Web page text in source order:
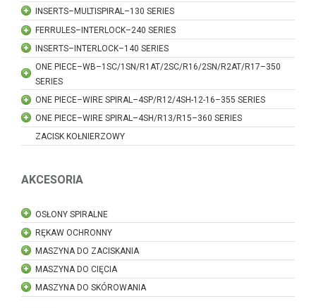
INSERTS–MULTISPIRAL–130 SERIES
FERRULES–INTERLOCK–240 SERIES
INSERTS–INTERLOCK–140 SERIES
ONE PIECE–WB–1SC/1SN/R1AT/2SC/R16/2SN/R2AT/R17–350
SERIES
ONE PIECE–WIRE SPIRAL–4SP/R12/4SH-12-16–355 SERIES
ONE PIECE–WIRE SPIRAL–4SH/R13/R15–360 SERIES
ZACISK KOŁNIERZOWY
AKCESORIA
OSŁONY SPIRALNE
RĘKAW OCHRONNY
MASZYNA DO ZACISKANIA
MASZYNA DO CIĘCIA
MASZYNA DO SKÓROWANIA